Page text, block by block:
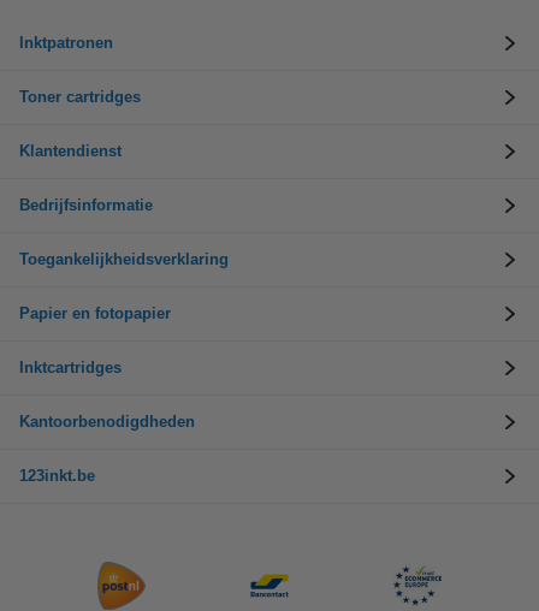
Inktpatronen
Toner cartridges
Klantendienst
Bedrijfsinformatie
Toegankelijkheidsverklaring
Papier en fotopapier
Inktcartridges
Kantoorbenodigdheden
123inkt.be